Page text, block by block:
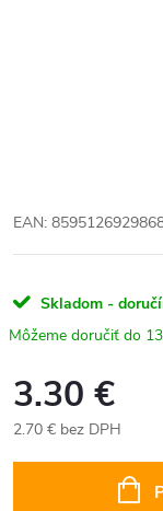
EAN:
Skladom -
3.30 €
2.70 € bez DPH